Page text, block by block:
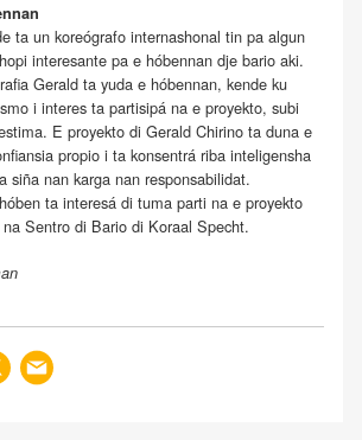
ta un koreógrafo internashonal tin pa algun
interesante pa e hóbennan dje bario aki.
Gerald ta yuda e hóbennan, kende ku
i interes ta partisipá na e proyekto, subi
E proyekto di Gerald Chirino ta duna e
propio i ta konsentrá riba inteligensha
siña nan karga nan responsabilidat.
ta interesá di tuma parti na e proyekto
Sentro di Bario di Koraal Specht.